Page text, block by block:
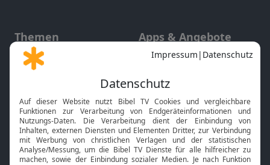
Themen
Gott und Bibel erklärt
Neuigkeiten
Apps & Angebote
Mobile App
Smart TV
HbbTV
Bibelthek Online-Bibel
Nächster Gottesdienst